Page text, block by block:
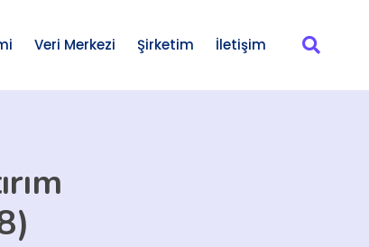
Veri Merkezi Şirketim İletişim